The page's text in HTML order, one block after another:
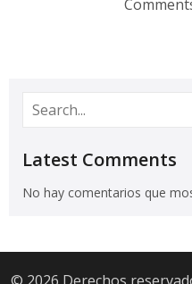
Latest Comments
No hay comentarios que